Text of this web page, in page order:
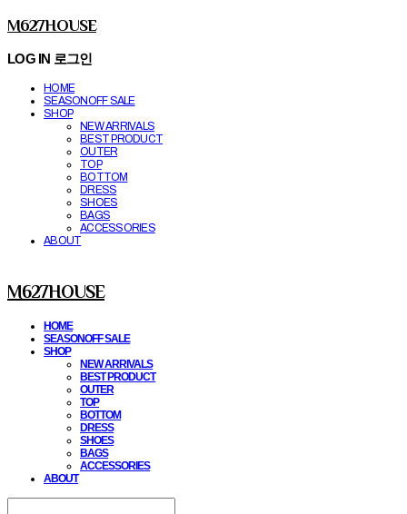
M627HOUSE
LOG IN 로그인
HOME
SEASONOFF SALE
SHOP
NEW ARRIVALS
BEST PRODUCT
OUTER
TOP
BOTTOM
DRESS
SHOES
BAGS
ACCESSORIES
ABOUT
M627HOUSE
HOME
SEASONOFF SALE
SHOP
NEW ARRIVALS
BEST PRODUCT
OUTER
TOP
BOTTOM
DRESS
SHOES
BAGS
ACCESSORIES
ABOUT